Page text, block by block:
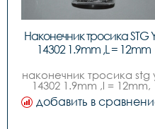
Наконечник тросика STG
14302 1.9mm ,L = 12mm
наконечник тросика stg
14302 1.9mm ,l = 12mm,
инд. упак 500 шт в упак
добавить в